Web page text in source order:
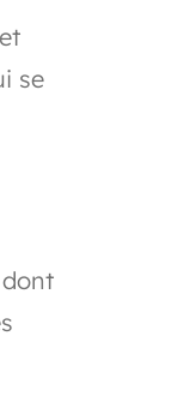
se